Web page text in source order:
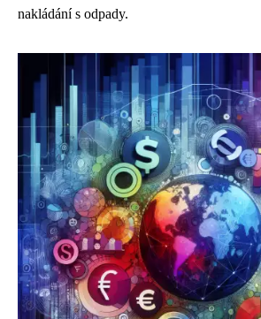
nakládání s odpady.